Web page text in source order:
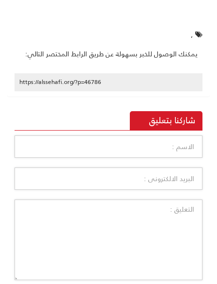
,
يمكنك الوصول للخبر بسهولة عن طريق الرابط المختصر التالي:
https://alssehafi.org/?p=46786
شاركنا بتعليق